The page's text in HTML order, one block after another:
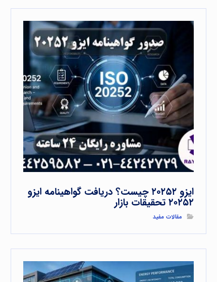
ایزو ۲۰۲۵۲ چیست؟ دریافت گواهینامه ایزو
۲۰۲۵۲ تحقیقات بازار
مقالات مفید